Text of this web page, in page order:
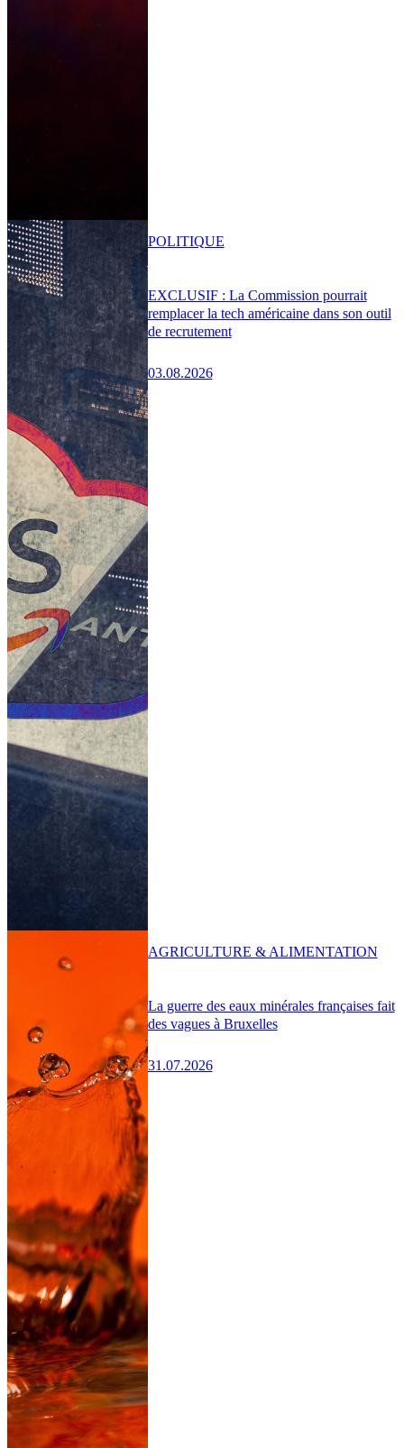
EXCLUSIF : La Commission pourrait
remplacer la tech américaine dans son outil
de recrutement
03.08.2026
POLITIQUE
La guerre des eaux minérales françaises fait
des vagues à Bruxelles
31.07.2026
AGRICULTURE & ALIMENTATION